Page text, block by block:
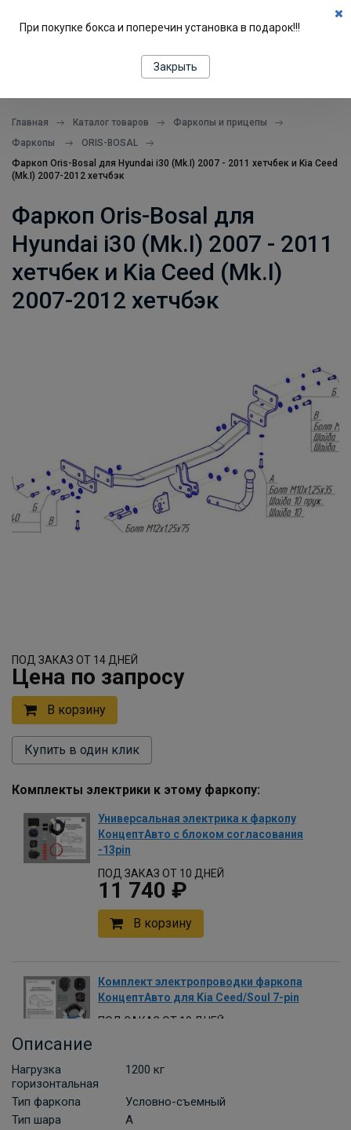
Главная Каталог товаров
Фаркопы и прицепы
Фаркопы
ORIS-BOSAL
Фаркоп Oris-Bosal для Hyundai i30 (Mk.I) 2007 - 2011 хетчбек и Kia Ceed
(Mk.I) 2007-2012 хетчбэк
Фаркоп Oris-Bosal для
Hyundai i30 (Mk.I) 2007 - 2011
хетчбек и Kia Ceed (Mk.I)
2007-2012 хетчбэк
ПОД ЗАКАЗ ОТ 14 ДНЕЙ
Цена по запросу
В корзину
Купить в один клик
Комплекты электрики к этому фаркопу:
Универсальная электрика к фаркопу
КонцептАвто с блоком согласования
-13pin
ПОД ЗАКАЗ ОТ 10 ДНЕЙ
11 740 ₽
В корзину
Комплект электропроводки фаркопа
КонцептАвто для Kia Ceed/Soul 7-pin
ПОД ЗАКАЗ ОТ 10 ДНЕЙ
В корзину
Описание
Нагрузка
горизонтальная
1200 кг
Тип фаркопа
Условно-съемный
Тип шара
A
При покупке бокса и поперечин установка в подарок!!!
Закрыть